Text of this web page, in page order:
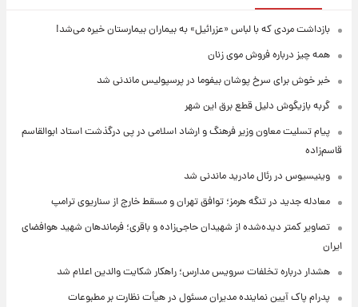
بازداشت مردی که با لباس «عزرائیل» به بیماران بیمارستان خیره می‌شد!
همه چیز درباره فروش موی زنان
خبر خوش برای سرخ پوشان بیفوما در پرسپولیس ماندنی شد
گربه بازیگوش دلیل قطع برق این شهر
پیام تسلیت معاون وزیر فرهنگ و ارشاد اسلامی در پی درگذشت استاد ابوالقاسم
قاسم‌زاده
وینیسیوس در رئال مادرید ماندنی شد
معادله جدید در تنگه هرمز؛ توافق تهران و مسقط خارج از سناریوی ترامپ
تصاویر کمتر دیده‌شده از شهیدان حاجی‌زاده و باقری؛ فرماندهان شهید هوافضای
ایران
هشدار درباره تخلفات سرویس مدارس؛ راهکار شکایت والدین اعلام شد
پدرام پاک آیین نماینده مدیران مسئول در هیأت نظارت بر مطبوعات